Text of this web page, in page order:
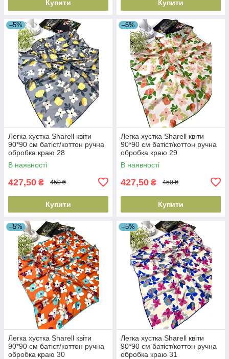
Купити Купити
–5%
Легка хустка Sharell квіти
90*90 см батіст/коттон ручна
обробка краю 28
В наявності
427,50 ₴ 450 ₴
Купити
–5%
Легка хустка Sharell квіти
90*90 см батіст/коттон ручна
обробка краю 29
В наявності
427,50 ₴ 450 ₴
Купити
–5%
Легка хустка Sharell квіти
90*90 см батіст/коттон ручна
обробка краю 30
–5%
Легка хустка Sharell квіти
90*90 см батіст/коттон ручна
обробка краю 31